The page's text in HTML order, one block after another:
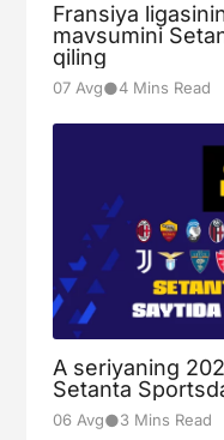
Fransiya
mavsumini
qiling
07 Avg●4 Mins Read
A seriyaning
Setanta
06 Avg●3 Mins Read